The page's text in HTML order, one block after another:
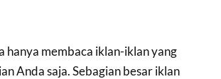
hanya membaca iklan-iklan yang
Anda saja. Sebagian besar iklan